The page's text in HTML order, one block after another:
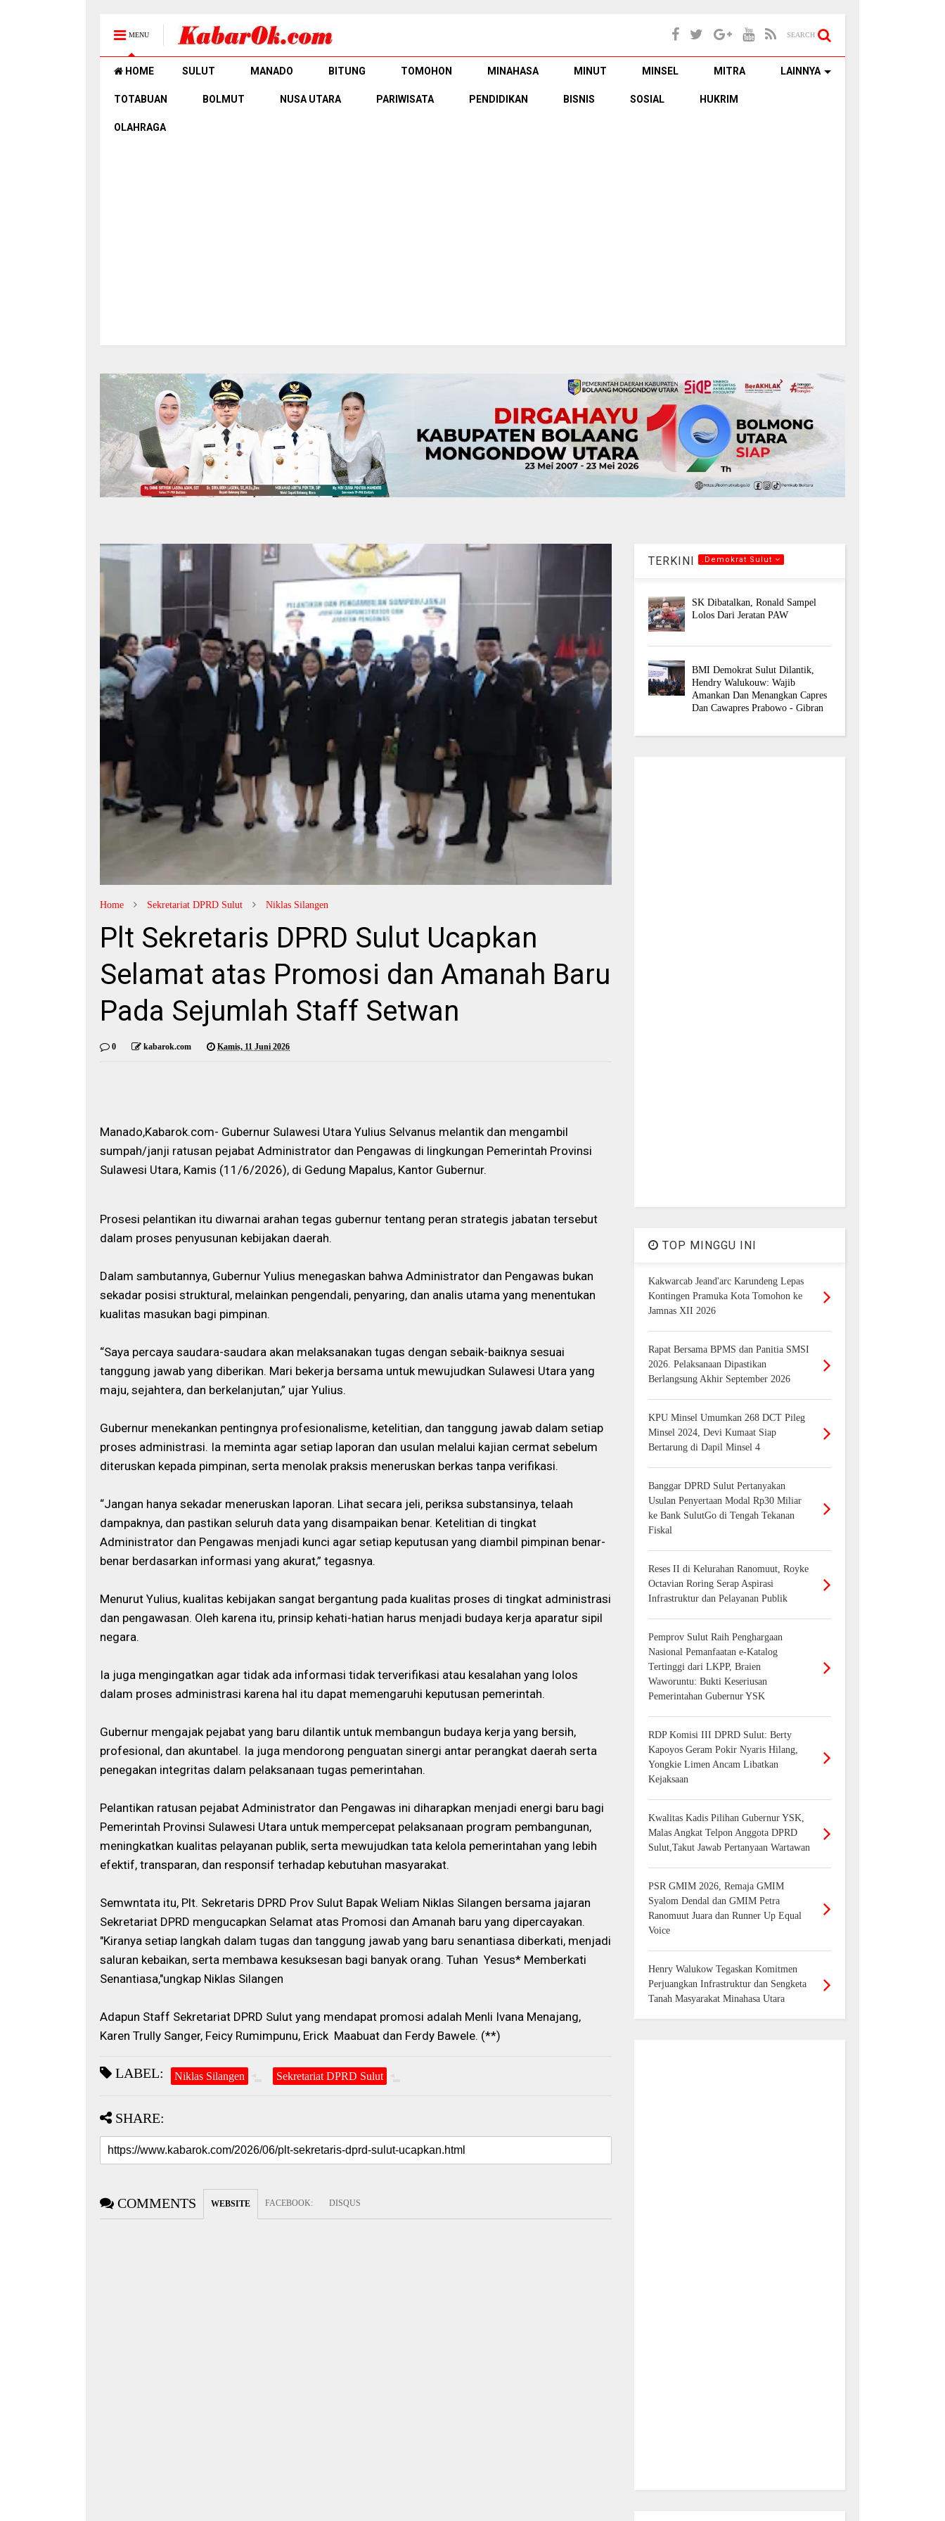
MENU SEARCH
HOME SULUT MANADO BITUNG TOMOHON MINAHASA MINUT MINSEL MITRA LAINNYA
TOTABUAN BOLMUT NUSA UTARA PARIWISATA PENDIDIKAN BISNIS SOSIAL HUKRIM
OLAHRAGA
Home Sekretariat DPRD Sulut Niklas Silangen
Plt Sekretaris DPRD Sulut Ucapkan
Selamat atas Promosi dan Amanah Baru
Pada Sejumlah Staff Setwan
0 kabarok.com Kamis, 11 Juni 2026
Manado,Kabarok.com- Gubernur Sulawesi Utara Yulius Selvanus melantik dan mengambil
sumpah/janji ratusan pejabat Administrator dan Pengawas di lingkungan Pemerintah Provinsi
Sulawesi Utara, Kamis (11/6/2026), di Gedung Mapalus, Kantor Gubernur.
Prosesi pelantikan itu diwarnai arahan tegas gubernur tentang peran strategis jabatan tersebut
dalam proses penyusunan kebijakan daerah.
Dalam sambutannya, Gubernur Yulius menegaskan bahwa Administrator dan Pengawas bukan
sekadar posisi struktural, melainkan pengendali, penyaring, dan analis utama yang menentukan
kualitas masukan bagi pimpinan.
“Saya percaya saudara-saudara akan melaksanakan tugas dengan sebaik-baiknya sesuai
tanggung jawab yang diberikan. Mari bekerja bersama untuk mewujudkan Sulawesi Utara yang
maju, sejahtera, dan berkelanjutan,” ujar Yulius.
Gubernur menekankan pentingnya profesionalisme, ketelitian, dan tanggung jawab dalam setiap
proses administrasi. Ia meminta agar setiap laporan dan usulan melalui kajian cermat sebelum
diteruskan kepada pimpinan, serta menolak praksis meneruskan berkas tanpa verifikasi.
“Jangan hanya sekadar meneruskan laporan. Lihat secara jeli, periksa substansinya, telaah
dampaknya, dan pastikan seluruh data yang disampaikan benar. Ketelitian di tingkat
Administrator dan Pengawas menjadi kunci agar setiap keputusan yang diambil pimpinan benar-
benar berdasarkan informasi yang akurat,” tegasnya.
Menurut Yulius, kualitas kebijakan sangat bergantung pada kualitas proses di tingkat administrasi
dan pengawasan. Oleh karena itu, prinsip kehati-hatian harus menjadi budaya kerja aparatur sipil
negara.
Ia juga mengingatkan agar tidak ada informasi tidak terverifikasi atau kesalahan yang lolos
dalam proses administrasi karena hal itu dapat memengaruhi keputusan pemerintah.
Gubernur mengajak pejabat yang baru dilantik untuk membangun budaya kerja yang bersih,
profesional, dan akuntabel. Ia juga mendorong penguatan sinergi antar perangkat daerah serta
penegakan integritas dalam pelaksanaan tugas pemerintahan.
Pelantikan ratusan pejabat Administrator dan Pengawas ini diharapkan menjadi energi baru bagi
Pemerintah Provinsi Sulawesi Utara untuk mempercepat pelaksanaan program pembangunan,
meningkatkan kualitas pelayanan publik, serta mewujudkan tata kelola pemerintahan yang lebih
efektif, transparan, dan responsif terhadap kebutuhan masyarakat.
Semwntata itu, Plt. Sekretaris DPRD Prov Sulut Bapak Weliam Niklas Silangen bersama jajaran
Sekretariat DPRD mengucapkan Selamat atas Promosi dan Amanah baru yang dipercayakan.
"Kiranya setiap langkah dalam tugas dan tanggung jawab yang baru senantiasa diberkati, menjadi
saluran kebaikan, serta membawa kesuksesan bagi banyak orang. Tuhan Yesus* Memberkati
Senantiasa,"ungkap Niklas Silangen
Adapun Staff Sekretariat DPRD Sulut yang mendapat promosi adalah Menli Ivana Menajang,
Karen Trully Sanger, Feicy Rumimpunu, Erick Maabuat dan Ferdy Bawele. (**)
LABEL: Niklas Silangen Sekretariat DPRD Sulut
SHARE:
COMMENTS WEBSITE FACEBOOK: DISQUS
TERKINI .Demokrat Sulut
SK Dibatalkan, Ronald Sampel
Lolos Dari Jeratan PAW
BMI Demokrat Sulut Dilantik,
Hendry Walukouw: Wajib
Amankan Dan Menangkan Capres
Dan Cawapres Prabowo - Gibran
TOP MINGGU INI
Kakwarcab Jeand'arc Karundeng Lepas
Kontingen Pramuka Kota Tomohon ke
Jamnas XII 2026
Rapat Bersama BPMS dan Panitia SMSI
2026. Pelaksanaan Dipastikan
Berlangsung Akhir September 2026
KPU Minsel Umumkan 268 DCT Pileg
Minsel 2024, Devi Kumaat Siap
Bertarung di Dapil Minsel 4
Banggar DPRD Sulut Pertanyakan
Usulan Penyertaan Modal Rp30 Miliar
ke Bank SulutGo di Tengah Tekanan
Fiskal
Reses II di Kelurahan Ranomuut, Royke
Octavian Roring Serap Aspirasi
Infrastruktur dan Pelayanan Publik
Pemprov Sulut Raih Penghargaan
Nasional Pemanfaatan e-Katalog
Tertinggi dari LKPP, Braien
Waworuntu: Bukti Keseriusan
Pemerintahan Gubernur YSK
RDP Komisi III DPRD Sulut: Berty
Kapoyos Geram Pokir Nyaris Hilang,
Yongkie Limen Ancam Libatkan
Kejaksaan
Kwalitas Kadis Pilihan Gubernur YSK,
Malas Angkat Telpon Anggota DPRD
Sulut,Takut Jawab Pertanyaan Wartawan
PSR GMIM 2026, Remaja GMIM
Syalom Dendal dan GMIM Petra
Ranomuut Juara dan Runner Up Equal
Voice
Henry Walukow Tegaskan Komitmen
Perjuangkan Infrastruktur dan Sengketa
Tanah Masyarakat Minahasa Utara